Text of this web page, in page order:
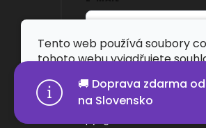
Tento web používá soubory
tohoto webu vyjadřujete
Nastavení
🚚 Doprava zdarma
na Slovensko
Přihlásit se